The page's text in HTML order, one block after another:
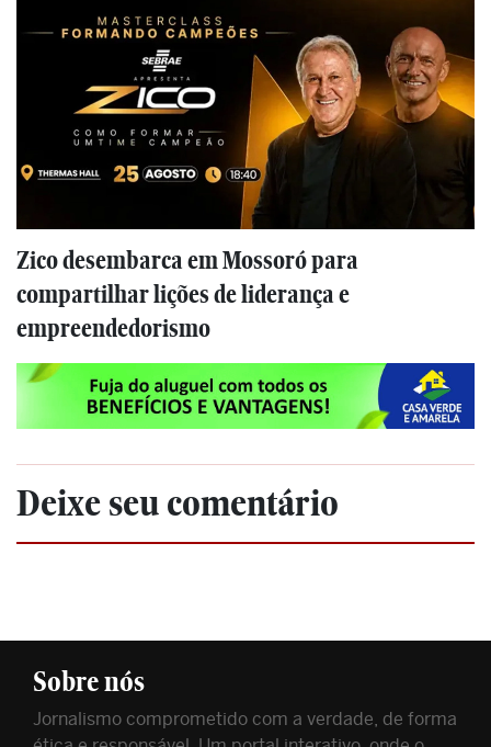
Zico desembarca em Mossoró para
compartilhar lições de liderança e
empreendedorismo
Deixe seu comentário
Sobre nós
Jornalismo comprometido com a verdade, de forma